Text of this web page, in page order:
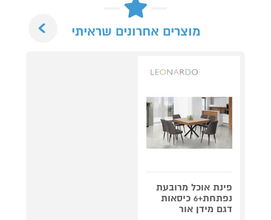
מוצרים אחרונים שראיתי
פינת אוכל מרובעת
נפתחת+6 כיסאות
דגם מידן אור